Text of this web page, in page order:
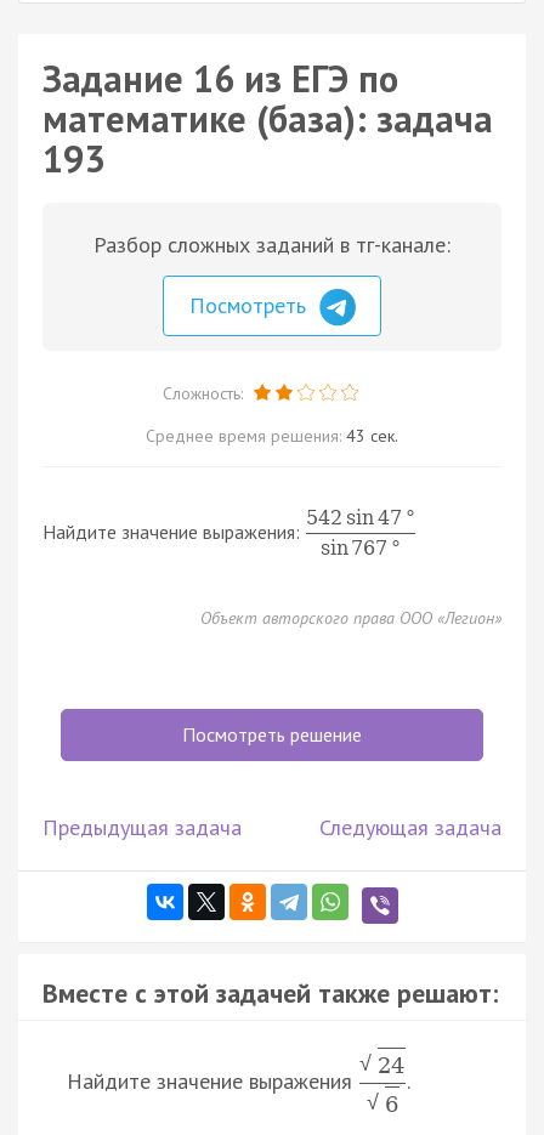
Задание 16 из ЕГЭ по
математике (база): задача
193
Разбор сложных заданий в тг-канале:
Посмотреть
Сложность:
Среднее время решения: 43 сек.
Найдите значение выражения:
542 sin 47 °
sin 767 °
Объект авторского права ООО «Легион»
Посмотреть решение
Предыдущая задача Следующая задача
Вместе с этой задачей также решают:
Найдите значение выражения
√ 24
√ 6
.